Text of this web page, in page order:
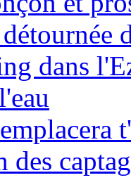
dans
des